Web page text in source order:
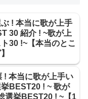
! 本当に歌が上手
30 紹介 ! ~歌が上
30 !~【本当のとこ
! 本当に歌が上手い
BEST20 ! ~ 歌が
選挙BEST20 ! ~【1